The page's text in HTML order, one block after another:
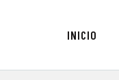
INICIO